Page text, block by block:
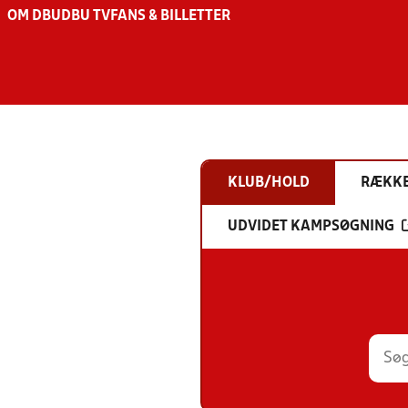
OM DBU DBU TV FANS & BILLETTER
KLUB/HOLD
UDVIDET KAMPSØGNING